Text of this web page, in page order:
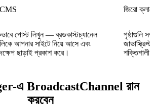
CMS
পোস্ট লিখুন — ব্রডকাস্টচ্যানেল
আপনার সাইটে নিয়ে আসে এবং
ছাড়াই প্রকাশ করে।
জিরো
পৃষ্ঠাগুলি
এ BroadcastChannel রান
করবেন